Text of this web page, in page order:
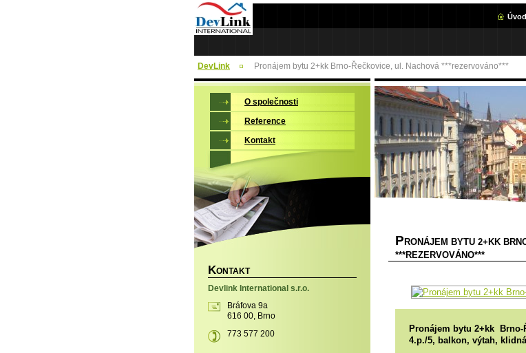
DevLink Pronájem bytu 2+kk Brno-Řečkovice, ul. Nachová ***rezervováno***
P RONÁJEM BYTU 2+KK
***REZERVOVÁNO***
Pronájem bytu 2+kk
Brno-
4.p./5, balkon, výtah,
O společnosti
Reference
Kontakt
KONTAKT
Devlink International s.r.o.
Bráfova 9a
616 00, Brno
773 577 200